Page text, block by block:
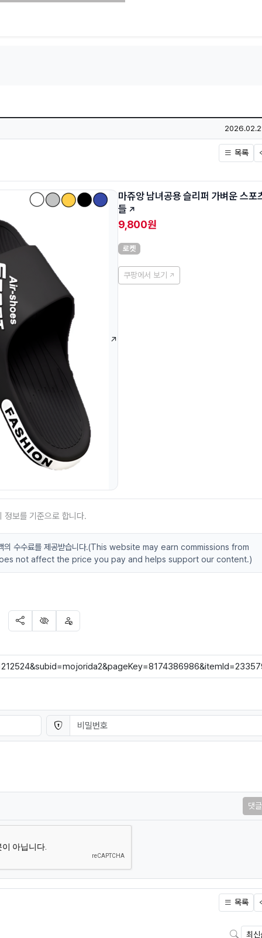
작성일
목록
마쥬앙 남녀공용 슬리퍼 가벼운 스포
들
9,800원
로켓
쿠팡에서 보기
정보를 기준으로 합니다.
액의 수수료를 제공받습니다.(This website may earn commissions from
not affect the price you pay and helps support our content.)
SNS 공유
신고 차단
비밀번호 필수
댓글
목록
검색